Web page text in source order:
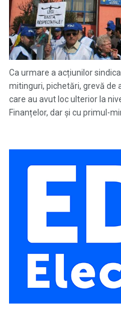
Ca urmare a acțiunilor
mitinguri, pichetări, grevă de
care au avut loc ulterior la
Finanțelor, dar și cu primul-